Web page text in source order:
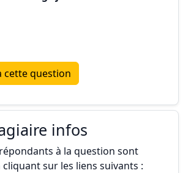
cette question
infos
à la question sont
cliquant sur les liens suivants :